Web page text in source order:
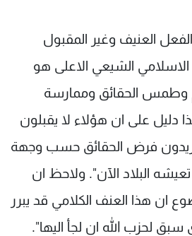
العنيف وغير المقبول
الشيعي الاعلى هو
وطمس الحقائق وممارسة
دليل على ان هؤلاء لا يقبلون
فرض الحقائق حسب وجهة
البلاد الآن". ولاحظ ان
ان هذا العنف الكلامي قد يبرر
سبق لحزب الله ان لجأ اليها".